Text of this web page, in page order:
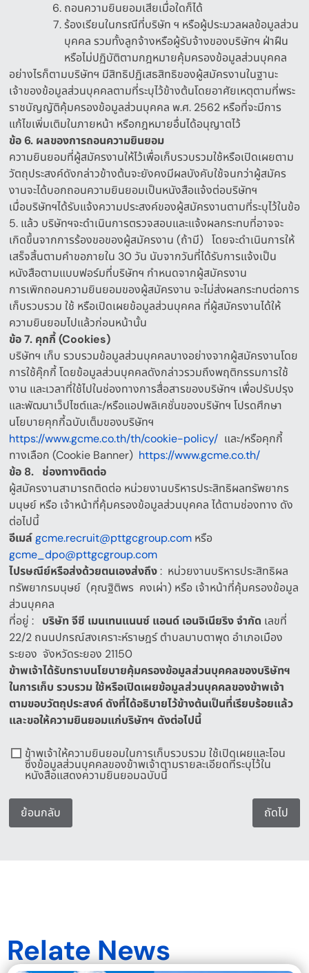
ถอนความยินยอมเสียเมื่อใดก็ได้
ร้องเรียนในกรณีที่บริษัท ฯ หรือผู้ประมวลผลข้อมูลส่วน
บุคคล รวมทั้งลูกจ้างหรือผู้รับจ้างของบริษัทฯ ฝ่าฝืน
หรือไม่ปฏิบัติตามกฎหมายคุ้มครองข้อมูลส่วนบุคคล
อย่างไรก็ตามบริษัทฯ มีสิทธิปฏิเสธสิทธิของผู้สมัครงานในฐานะ
เจ้าของข้อมูลส่วนบุคคลตามที่ระบุไว้ข้างต้นโดยอาศัยเหตุตามที่พระ
ราชบัญญัติคุ้มครองข้อมูลส่วนบุคคล พ.ศ. 2562 หรือที่จะมีการ
แก้ไขเพิ่มเติมในภายหน้า หรือกฎหมายอื่นได้อนุญาตไว้
ข้อ6. ผลของการถอนความยินยอม
ความยินยอมที่ผู้สมัครงานให้ไว้เพื่อเก็บรวบรวมใช้หรือเปิดเผยตาม
วัตถุประสงค์ดังกล่าวข้างต้นจะยังคงมีผลบังคับใช้จนกว่าผู้สมัคร
งานจะได้บอกถอนความยินยอมเป็นหนังสือแจ้งต่อบริษัทฯ
เมื่อบริษัทฯได้รับแจ้งความประสงค์ของผู้สมัครงานตามที่ระบุไว้ในข้อ
5. แล้ว บริษัทฯจะดำเนินการตรวจสอบและแจ้งผลกระทบที่อาจจะ
เกิดขึ้นจากการร้องขอของผู้สมัครงาน (ถ้ามี) โดยจะดำเนินการให้
เสร็จสิ้นตามคำขอภายใน 30วัน นับจากวันที่ได้รับการแจ้งเป็น
หนังสือตามแบบฟอร์มที่บริษัทฯ กำหนดจากผู้สมัครงาน
การเพิกถอนความยินยอมของผู้สมัครงาน จะไม่ส่งผลกระทบต่อการ
เก็บรวบรวม ใช้ หรือเปิดเผยข้อมูลส่วนบุคคล ที่ผู้สมัครงานได้ให้
ความยินยอมไปแล้วก่อนหน้านั้น
ข้อ7. คุกกี้ (Cookies)
บริษัทฯ เก็บ รวบรวมข้อมูลส่วนบุคคลบางอย่างจากผู้สมัครงานโดย
การใช้คุ๊กกี้ โดยข้อมูลส่วนบุคคลดังกล่าวรวมถึงพฤติกรรมการใช้
งาน และเวลาที่ใช้ไปในช่องทางการสื่อสารของบริษัทฯ เพื่อปรับปรุง
และพัฒนาเว็ปไซต์และ/หรือแอปพลิเคชั่นของบริษัทฯ โปรดศึกษา
นโยบายคุกกี้ฉบับเต็มของบริษัทฯ
https://www.gcme.co.th/th/cookie-policy/ และ/หรือคุกกี้
ทางเลือก (Cookie Banner) https://www.gcme.co.th/
ข้อ 8.
ช่องทางติดต่อ
ผู้สมัครงานสามารถติดต่อ หน่วยงานบริหารประสิทธิผลทรัพยากร
มนุษย์ หรือ เจ้าหน้าที่คุ้มครองข้อมูลส่วนบุคคล ได้ตามช่องทาง ดัง
ต่อไปนี้
อีเมล์gcme.recruit@pttgcgroup.com หรือ
gcme_dpo@pttgcgroup.com
ไปรษณีย์หรือส่งด้วยตนเองส่งถึง: หน่วยงานบริหารประสิทธิผล
ทรัพยากรมนุษย์ (คุณฐิติพร คงเผ่า) หรือ เจ้าหน้าที่คุ้มครองข้อมูล
ส่วนบุคคล
ที่อยู่ : บริษัทจีซี เมนเทนแนนซ์ แอนด์ เอนจิเนียริงจำกัด เลขที่
22/2 ถนนปกรณ์สงเคราะห์ราษฎร์ ตำบลมาบตาพุด อำเภอเมือง
ระยอง จังหวัดระยอง 21150
ข้าพเจ้าได้รับทราบนโยบายคุ้มครองข้อมูลส่วนบุคคลของบริษัทฯ
ในการเก็บ รวบรวม ใช้หรือเปิดเผยข้อมูลส่วนบุคคลของข้าพเจ้า
ตามขอบวัตถุประสงค์ ดังที่ได้อธิบายไว้ข้างต้นเป็นที่เรียบร้อยแล้ว
และขอให้ความยินยอมแก่บริษัทฯ ดังต่อไปนี้
ข้าพเจ้าให้ความยินยอมในการเก็บรวบรวม ใช้เปิดเผยและโอน
ซึ่งข้อมูลส่วนบุคคลของข้าพเจ้าตามรายละเอียดที่ระบุไว้ใน
หนังสือแสดงความยินยอมฉบับนี้
ย้อนกลับ ถัดไป
Relate News